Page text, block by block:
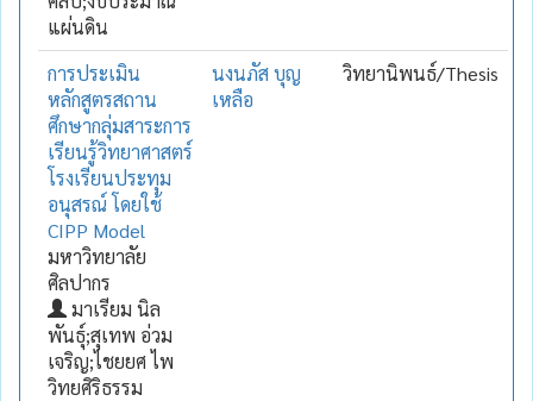
แผ่นดิน
การประเมิน
หลักสูตรสถาน
ศึกษากลุ่มสาระการ
เรียนรู้วิทยาศาสตร์
โรงเรียนประทุม
อนุสรณ์ โดยใช้
CIPP Model
มหาวิทยาลัย
ศิลปากร
มาเรียม นิล
พันธุ์;สุเทพ อ่วม
เจริญ;ไชยยศ ไพ
วิทยศิริธรรม
นงนภัส บุญ
เหลือ
วิทยานิพนธ์/Thesis